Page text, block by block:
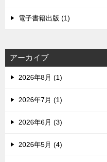
電子書籍出版 (1)
アーカイブ
2026年8月 (1)
2026年7月 (1)
2026年6月 (3)
2026年5月 (4)